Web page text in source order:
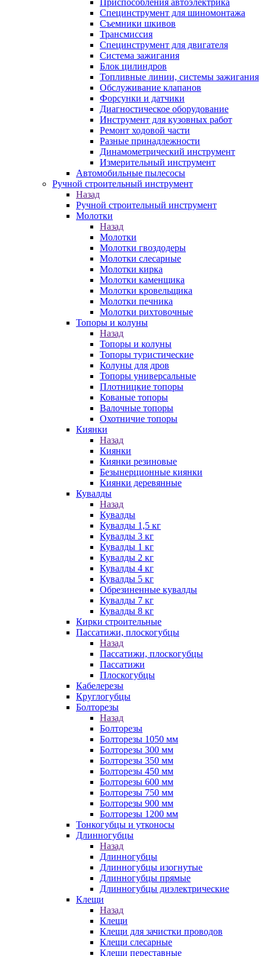
Приспособления автоэлектрика
Специнструмент для шиномонтажа
Съемники шкивов
Трансмиссия
Специнструмент для двигателя
Система зажигания
Блок цилиндров
Топливные линии, системы зажигания
Обслуживание клапанов
Форсунки и датчики
Диагностическое оборудование
Инструмент для кузовных работ
Ремонт ходовой части
Разные принадлежности
Динамометрический инструмент
Измерительный инструмент
Автомобильные пылесосы
Ручной строительный инструмент
Назад
Ручной строительный инструмент
Молотки
Назад
Молотки
Молотки гвоздодеры
Молотки слесарные
Молотки кирка
Молотки каменщика
Молотки кровельщика
Молотки печника
Молотки рихтовочные
Топоры и колуны
Назад
Топоры и колуны
Топоры туристические
Колуны для дров
Топоры универсальные
Плотницкие топоры
Кованые топоры
Валочные топоры
Охотничие топоры
Киянки
Назад
Киянки
Киянки резиновые
Безынерционные киянки
Киянки деревянные
Кувалды
Назад
Кувалды
Кувалды 1,5 кг
Кувалды 3 кг
Кувалды 1 кг
Кувалды 2 кг
Кувалды 4 кг
Кувалды 5 кг
Обрезиненные кувалды
Кувалды 7 кг
Кувалды 8 кг
Кирки строительные
Пассатижи, плоскогубцы
Назад
Пассатижи, плоскогубцы
Пассатижи
Плоскогубцы
Кабелерезы
Круглогубцы
Болторезы
Назад
Болторезы
Болторезы 1050 мм
Болторезы 300 мм
Болторезы 350 мм
Болторезы 450 мм
Болторезы 600 мм
Болторезы 750 мм
Болторезы 900 мм
Болторезы 1200 мм
Тонкогубцы и утконосы
Длинногубцы
Назад
Длинногубцы
Длинногубцы изогнутые
Длинногубцы прямые
Длинногубцы диэлектрические
Клещи
Назад
Клещи
Клещи для зачистки проводов
Клещи слесарные
Клещи переставные